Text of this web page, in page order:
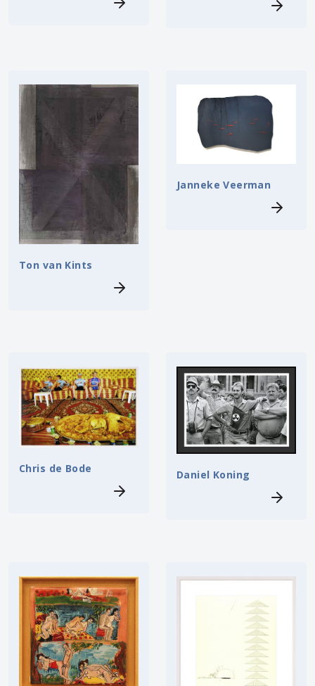
Ton van Kints
Janneke Veerman
Chris de Bode Daniel Koning